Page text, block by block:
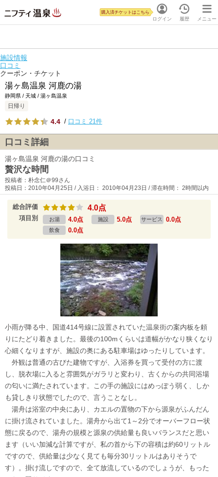
ログイン
購入済チケットはこちら
履歴 メニュー
施設情報
口コミ
クーポン・チケット
湯ヶ島温泉 河鹿の湯
静岡県 / 天城 / 湯ヶ島温泉
日帰り
4.4 / 口コミ 21件
口コミ詳細
湯ヶ島温泉 河鹿の湯の口コミ
贅沢な時間
投稿者：朴念仁＠99さん
投稿日：2010年04月25日 / 入浴日： 2010年04月23日 / 滞在時間： 2時間以内
総合評価 4.0点
項目別 お湯 4.0点 施設 5.0点 サービス 0.0点
飲食 0.0点
小雨が降る中、国道414号線に設置されていた温泉街の案内板を頼
りにたどり着きました。最後の100mくらいは道幅がかなり狭くなり
心細くなりますが、施設の奥にある駐車場はゆったりしています。
外観は普通の古びた建物ですが、入浴券を買って受付の方に渡
し、脱衣場に入ると雰囲気がガラリと変わり、古くからの共同浴場
の匂いに満たされています。この手の施設にはめっぽう弱く、しか
も貸しきり状態でしたので、言うことなし。
湯舟は浴室の中央にあり、カエルの置物の下から源泉がふんだん
に掛け流されていました。湯舟から出て1～2分でオーバーフロー状
態に戻るので、湯舟の規模と源泉の供給量も良いバランスだと思い
ます（いい加減な計算ですが、私の首から下の容積は約60リットル
ですので、供給量は少なく見ても毎分30リットルはありそうで
す）。掛け流しですので、全て放流しているのでしょうが、もった